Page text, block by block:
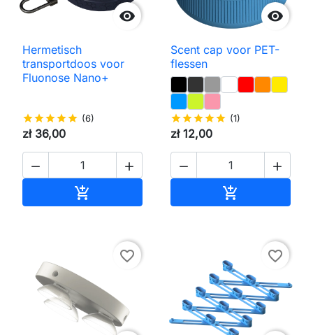

Hermetisch
transportdoos voor
Fluonose Nano+
starstarstarstarstar (6)
zł 36,00
 
 Toevoegen aan winkelwagen

Scent cap voor PET-
flessen
starstarstarstarstar (1)
zł 12,00
 

favorite_border favorite_border